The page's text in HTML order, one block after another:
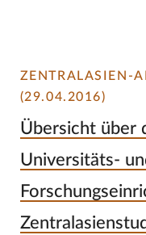
ZENTRALASIEN-
(29.04.2016)
Übersicht über
Universitäts-